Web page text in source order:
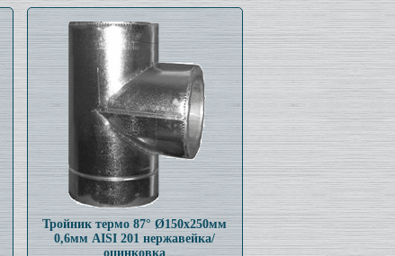
Тройник термо 87° Ø150x250мм
0,6мм AISI 201 нержавейка/
оцинковка